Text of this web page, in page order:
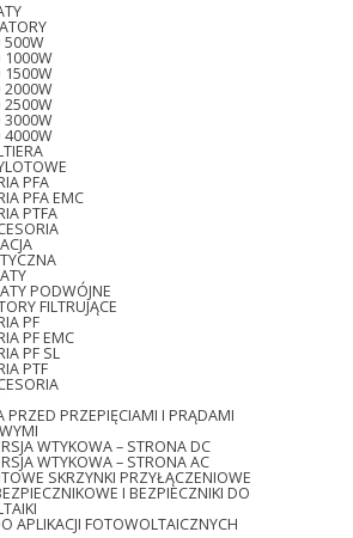
500W
1000W
1500W
2000W
2500W
3000W
4000W
PFA
PFA EMC
PTFA
PODWÓJNE
FILTRUJĄCE
PF
PF EMC
PF SL
PTF
PRZED PRZEPIĘCIAMI I PRĄDAMI
WTYKOWA – STRONA DC
WTYKOWA – STRONA AC
SKRZYNKI PRZYŁĄCZENIOWE
I BEZPIECZNIKI DO
APLIKACJI FOTOWOLTAICZNYCH